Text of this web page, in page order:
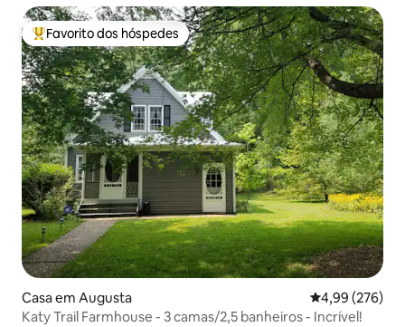
Favoritos dos hóspedes mais apreciados
Favorito dos hóspedes
Casa em Augusta Classificação
4,99 (276)
Katy Trail Farmhouse - 3 camas/2,5 banheiros - Incrível!